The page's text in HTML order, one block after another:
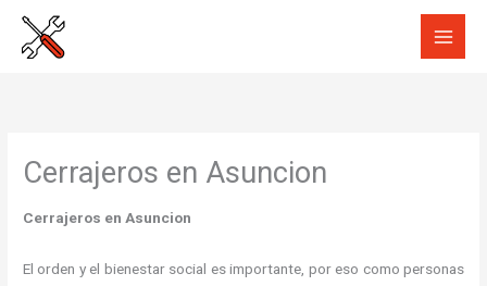
Cerrajeros en Asuncion
Cerrajeros en Asuncion
El orden y el bienestar social es importante, por eso como personas